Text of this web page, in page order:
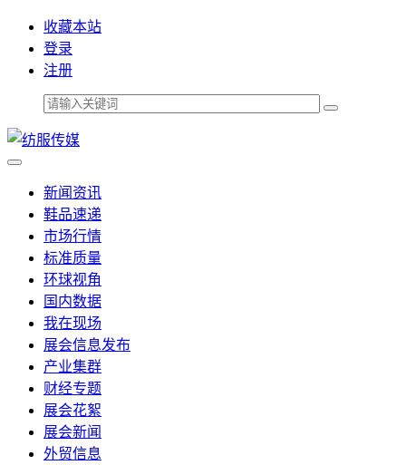
收藏本站
登录
注册
新闻资讯
鞋品速递
市场行情
标准质量
环球视角
国内数据
我在现场
展会信息发布
产业集群
财经专题
展会花絮
展会新闻
外贸信息